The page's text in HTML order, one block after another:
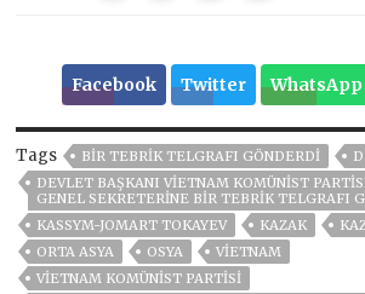
Facebook Twitter WhatsApp
Tags BIR TEBRIK TELGRAFI GÖNDERDI
DEVLET BAŞKANI VIETNAM KOMÜNIST
GENEL SEKRETERINE BIR TEBRIK TELGRAFI
KASSYM-JOMART TOKAYEV
KAZAK
ORTA ASYA
OSYA
VIETNAM
VIETNAM KOMÜNIST PARTISI